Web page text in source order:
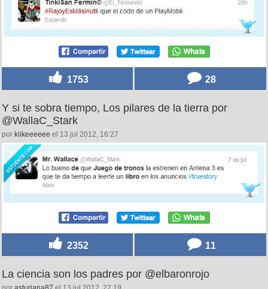
1753 28
Y si te sobra tiempo, Los pilares de la tierra por
@WallaC_Stark
por kiikeeeeee el 13 jul 2012, 16:27
2352 11
La ciencia son los padres por @elbaronrojo